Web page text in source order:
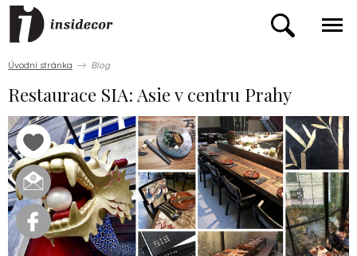
Úvodní stránka Blog
Restaurace SIA: Asie v centru Prahy